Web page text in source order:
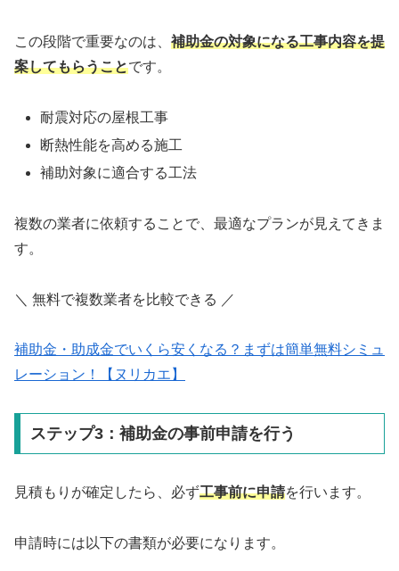
この段階で重要なのは、 補助金の対象になる工事内容を提
案してもらうことです。
耐震対応の屋根工事
断熱性能を高める施工
補助対象に適合する工法
複数の業者に依頼することで、最適なプランが見えてきま
す。
＼ 無料で複数業者を比較できる ／
補助金・助成金でいくら安くなる？まずは簡単無料シミュ
レーション！【ヌリカエ】
ステップ3：補助金の事前申請を行う
見積もりが確定したら、必ず工事前に申請を行います。
申請時には以下の書類が必要になります。